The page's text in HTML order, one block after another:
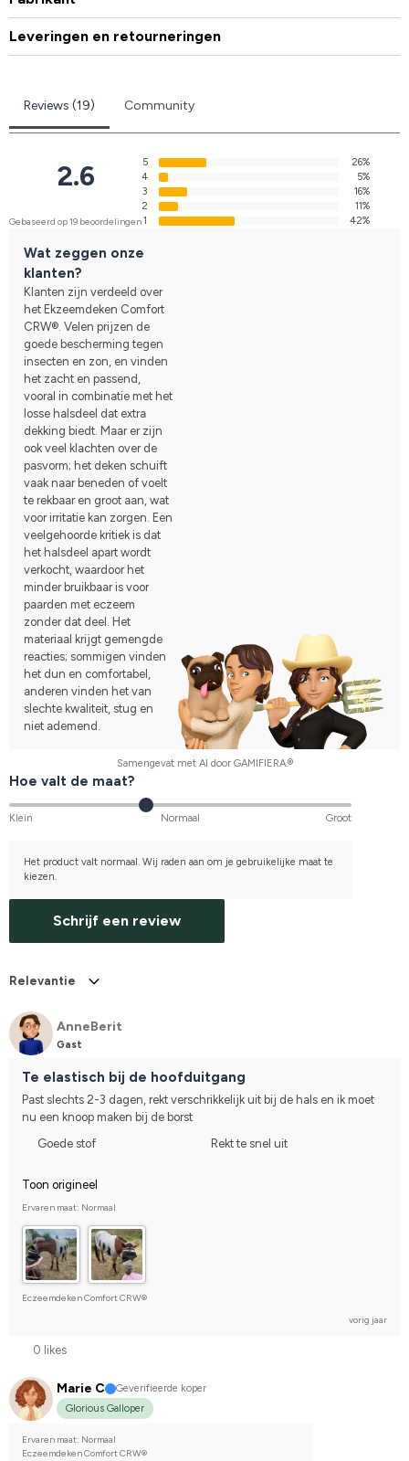
Leveringen en retourneringen
Reviews (19) Community
2.6
Gebaseerd op 19 beoordelingen
5
26%
4
5%
3
16%
2
11%
1
42%
Wat zeggen onze
klanten?
Klanten zijn verdeeld over
het Ekzeemdeken Comfort
CRW®. Velen prijzen de
goede bescherming tegen
insecten en zon, en vinden
het zacht en passend,
vooral in combinatie met het
losse halsdeel dat extra
dekking biedt. Maar er zijn
ook veel klachten over de
pasvorm; het deken schuift
vaak naar beneden of voelt
te rekbaar en groot aan, wat
voor irritatie kan zorgen. Een
veelgehoorde kritiek is dat
het halsdeel apart wordt
verkocht, waardoor het
minder bruikbaar is voor
paarden met eczeem
zonder dat deel. Het
materiaal krijgt gemengde
reacties; sommigen vinden
het dun en comfortabel,
anderen vinden het van
slechte kwaliteit, stug en
niet ademend.
Samengevat met AI door GAMIFIERA.®
Hoe valt de maat?
Klein Normaal Groot
Het product valt normaal. Wij raden aan om je gebruikelijke maat te
kiezen.
Schrijf een review
Relevantie
AnneBerit
Gast
Te elastisch bij de hoofduitgang
Past slechts 2-3 dagen, rekt verschrikkelijk uit bij de hals en ik moet
nu een knoop maken bij de borst
Goede stof
Rekt te snel uit
Toon origineel
Ervaren maat: Normaal
Eczeemdeken Comfort CRW®
vorig jaar
0 likes
Marie C
Geverifieerde koper
Glorious Galloper
Ervaren maat: Normaal
Eczeemdeken Comfort CRW®